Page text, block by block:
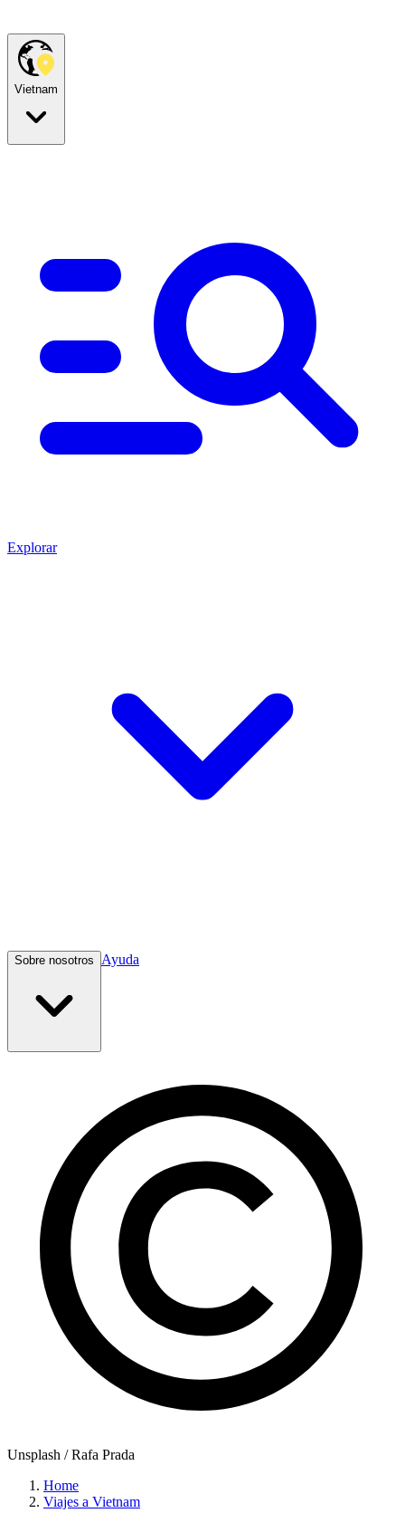
Vietnam
Explorar
Sobre nosotros Ayuda
Unsplash / Rafa Prada
Home
Viajes a Vietnam